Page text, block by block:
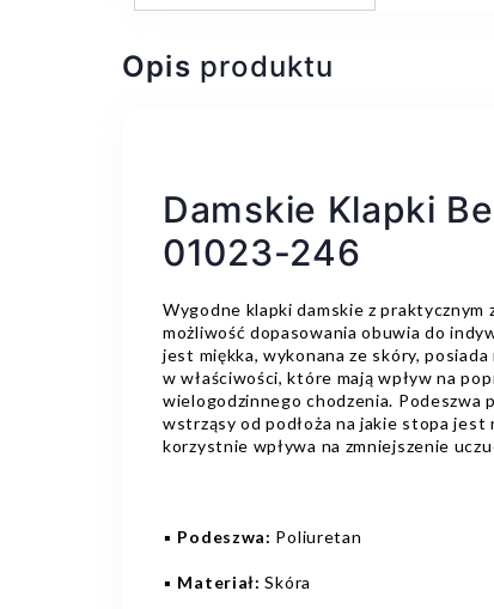
Opis produktu
Damskie Klapki
01023-246
Wygodne klapki damskie z praktycznym
możliwość dopasowania obuwia do
jest miękka, wykonana ze skóry,
w właściwości, które mają wpływ na
wielogodzinnego chodzenia. Podeszwa
wstrząsy od podłoża na jakie stopa jest
korzystnie wpływa na zmniejszenie
▪️ Podeszwa: Poliuretan
▪️ Materiał:Skóra